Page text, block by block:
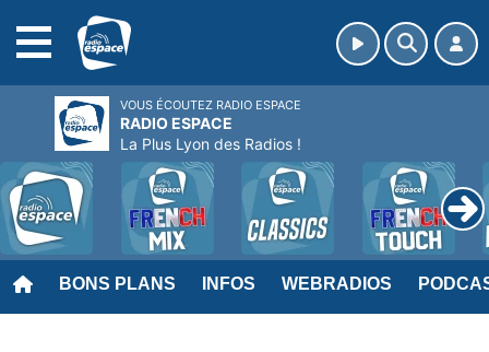
BONS PLANS INFOS WEBRADIOS
VOUS ÉCOUTEZ RADIO ESPACE
RADIO ESPACE
La Plus Lyon des Radios !